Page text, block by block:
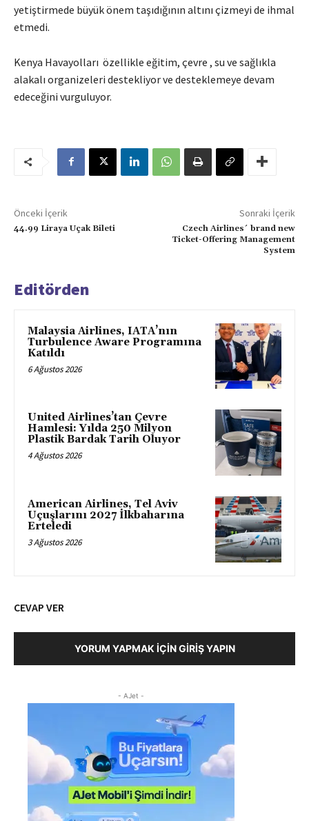
yetiştirmede büyük önem taşıdığının altını çizmeyi de ihmal
etmedi.
Kenya Havayolları özellikle eğitim, çevre , su ve sağlıkla
alakalı organizeleri destekliyor ve desteklemeye devam
edeceğini vurguluyor.
Önceki İçerik
44.99 Liraya Uçak Bileti
Sonraki İçerik
Czech Airlines´ brand new
Ticket-Offering Management
System
Editörden
Malaysia Airlines, IATA’nın
Turbulence Aware Programına
Katıldı
6 Ağustos 2026
United Airlines’tan Çevre
Hamlesi: Yılda 250 Milyon
Plastik Bardak Tarih Oluyor
4 Ağustos 2026
American Airlines, Tel Aviv
Uçuşlarını 2027 İlkbaharına
Erteledi
3 Ağustos 2026
CEVAP VER
YORUM YAPMAK İÇIN GIRIŞ YAPIN
- AJet -